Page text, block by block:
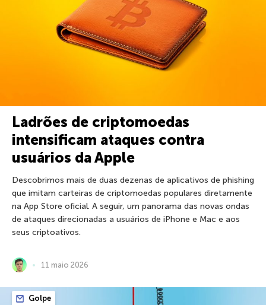
Ladrões de criptomoedas
intensificam ataques contra
usuários da Apple
Descobrimos mais de duas dezenas de aplicativos de phishing
que imitam carteiras de criptomoedas populares diretamente
na App Store oficial. A seguir, um panorama das novas ondas
de ataques direcionadas a usuários de iPhone e Mac e aos
seus criptoativos.
11 maio 2026
Golpe